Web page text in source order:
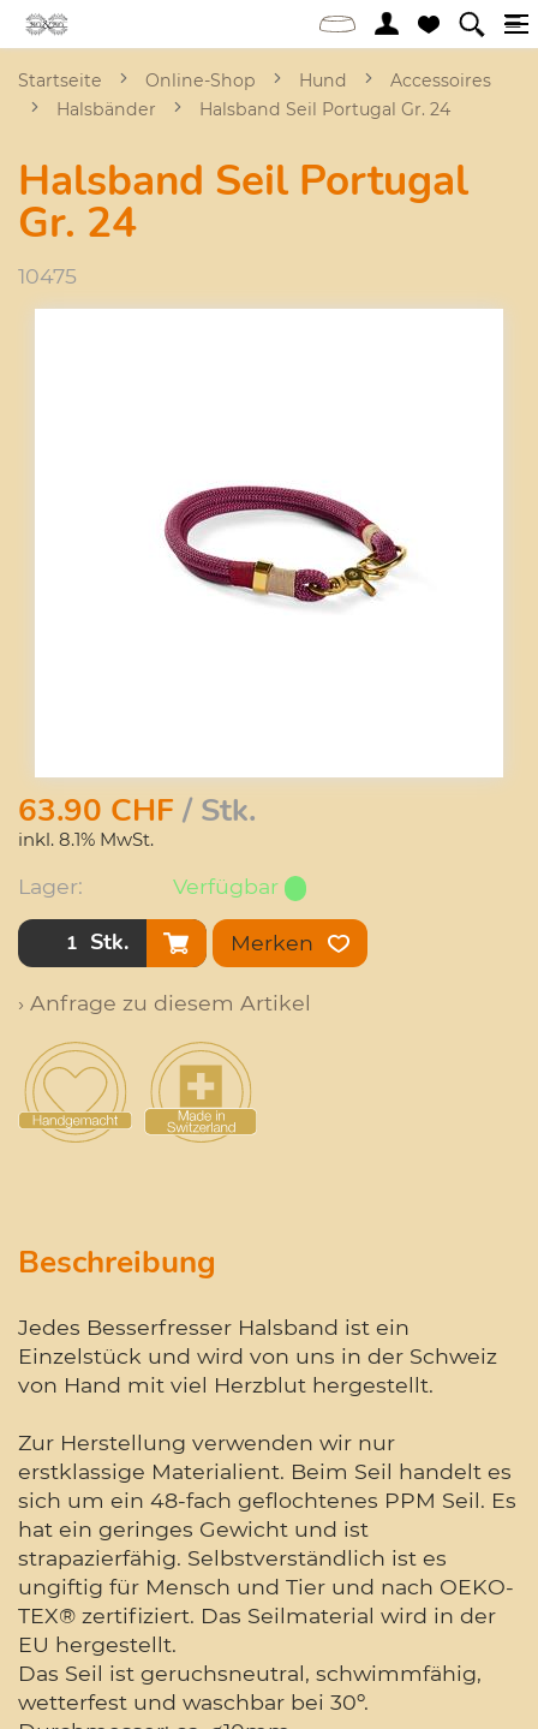
Startseite Online-Shop Hund
Accessoires
Halsbänder
Halsband Seil Portugal Gr. 24
Halsband Seil Portugal
Gr. 24
10475
63.90 CHF/ Stk.
inkl. 8.1% MwSt.
Lager: Verfügbar
Stk. Merken
› Anfrage zu diesem Artikel
Beschreibung
Jedes Besserfresser Halsband ist ein
Einzelstück und wird von uns in der Schweiz
von Hand mit viel Herzblut hergestellt.
Zur Herstellung verwenden wir nur
erstklassige Materialient. Beim Seil handelt es
sich um ein 48-fach geflochtenes PPM Seil. Es
hat ein geringes Gewicht und ist
strapazierfähig. Selbstverständlich ist es
ungiftig für Mensch und Tier und nach OEKO-
TEX® zertifiziert. Das Seilmaterial wird in der
EU hergestellt.
Das Seil ist geruchsneutral, schwimmfähig,
wetterfest und waschbar bei 30º.